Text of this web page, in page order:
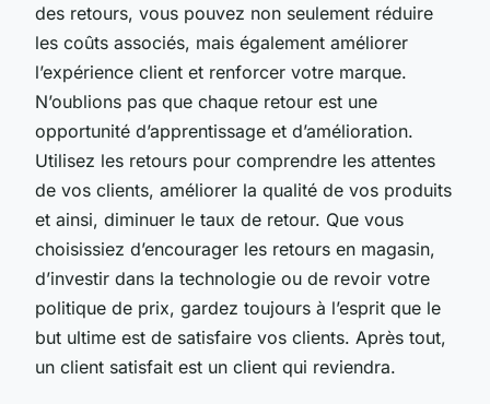
des retours, vous pouvez non seulement réduire
les coûts associés, mais également améliorer
l’expérience client et renforcer votre marque.
N’oublions pas que chaque retour est une
opportunité d’apprentissage et d’amélioration.
Utilisez les retours pour comprendre les attentes
de vos clients, améliorer la qualité de vos produits
et ainsi, diminuer le taux de retour. Que vous
choisissiez d’encourager les retours en magasin,
d’investir dans la technologie ou de revoir votre
politique de prix, gardez toujours à l’esprit que le
but ultime est de satisfaire vos clients. Après tout,
un client satisfait est un client qui reviendra.